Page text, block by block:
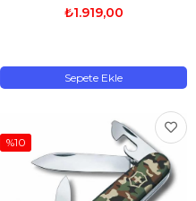
₺1.919,00
Sepete Ekle
%10